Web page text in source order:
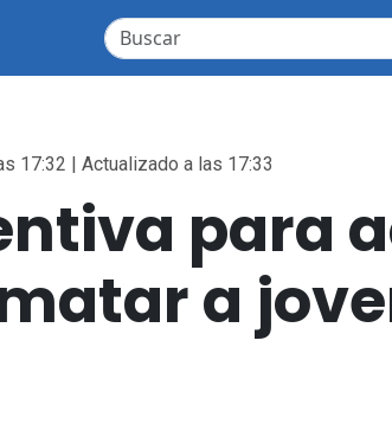
17:32 | Actualizado a las 17:33
para
a